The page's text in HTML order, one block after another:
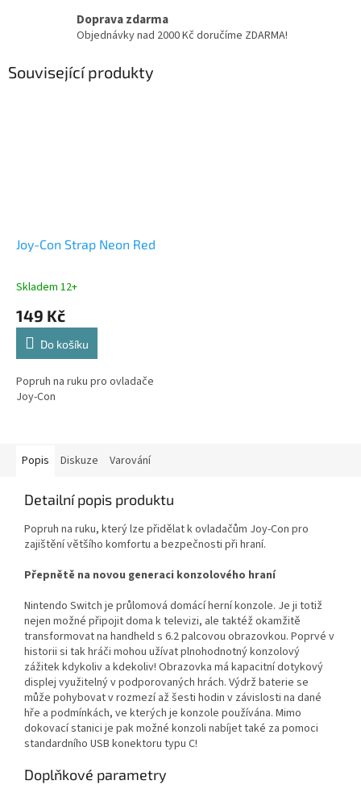
Doprava zdarma
Objednávky nad 2000 Kč doručíme ZDARMA!
Související produkty
Joy-Con Strap Neon Red
Skladem 12+
149 Kč
Do košíku
Popruh na ruku pro ovladače
Joy-Con
Popis Diskuze Varování
Detailní popis produktu
Popruh na ruku, který lze přidělat k ovladačům Joy-Con pro
zajištění většího komfortu a bezpečnosti při hraní.
Přepnětě na novou generaci konzolového hraní
Nintendo Switch je průlomová domácí herní konzole. Je ji totiž
nejen možné připojit doma k televizi, ale taktéž okamžitě
transformovat na handheld s 6.2 palcovou obrazovkou. Poprvé v
historii si tak hráči mohou užívat plnohodnotný konzolový
zážitek kdykoliv a kdekoliv! Obrazovka má kapacitní dotykový
displej využitelný v podporovaných hrách. Výdrž baterie se
může pohybovat v rozmezí až šesti hodin v závislosti na dané
hře a podmínkách, ve kterých je konzole používána. Mimo
dokovací stanici je pak možné konzoli nabíjet také za pomoci
standardního USB konektoru typu C!
Doplňkové parametry